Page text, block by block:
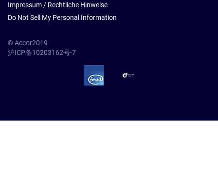
Impressum / Rechtliche Hinweise
Do Not Sell My Personal Information
© Accor2019
沪ICP备10203162号-7